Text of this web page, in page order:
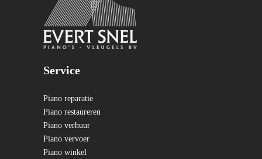
Service
Piano reparatie
Piano restaureren
Piano verhuur
Piano vervoer
Piano winkel